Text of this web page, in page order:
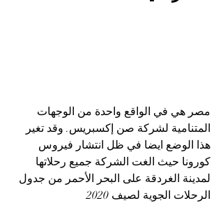
مصر هي في الواقع واحدة من الوجهات
المتنامية لشركة صن إكسبريس. وقد تغير
هذا الوضع ايضا في ظل انتشار فيروس
كورونا حيث الغت الشركة جميع رحلاتها
لمدينة الغردقة على البحر الأحمر من جدول
الرحلات الجوية لصيف 2020